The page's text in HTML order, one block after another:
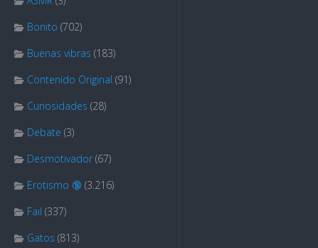
Bonito (702)
Buenas vibras (183)
Contenido Original (91)
Curiosidades (28)
Debate (3)
Desmotivador (67)
Erotismo 🔞 (3.216)
Fail (337)
Gatos (813)